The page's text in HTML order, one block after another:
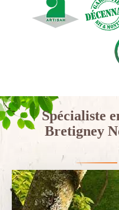
Spécialiste
Bretigney